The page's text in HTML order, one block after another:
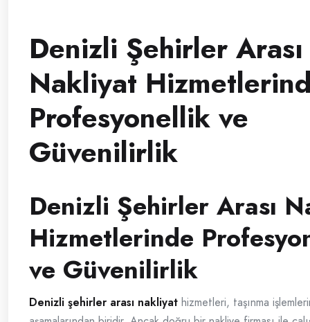
Denizli Şehirler Arası
Nakliyat
Profesyonellik ve
Güvenilirlik
Denizli Şehirler Arası
Hizmetlerinde
ve Güvenilirlik
Denizli şehirler arası nakliyat hizmetleri, taşınma